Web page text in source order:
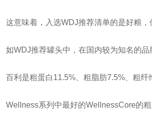
这意味着，入选WDJ推荐清单的是好粮
如WDJ推荐罐头中，在国内较为知名的
百利是粗蛋白11.5%、粗脂肪7.5%、粗纤
Wellness系列中最好的WellnessCore的